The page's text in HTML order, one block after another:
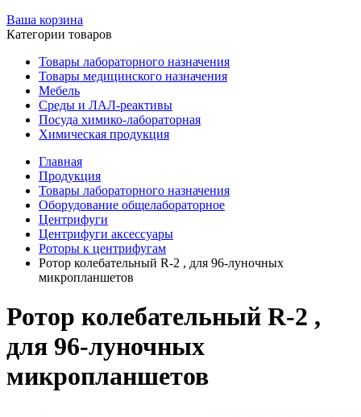
Ваша корзина
Категории товаров
Товары лабораторного назначения
Товары медицинского назначения
Мебель
Среды и ЛАЛ-реактивы
Посуда химико-лабораторная
Химическая продукция
Главная
Продукция
Товары лабораторного назначения
Оборудование общелабораторное
Центрифуги
Центрифуги аксессуары
Роторы к центрифугам
Ротор колебательный R-2 , для 96-луночных
микропланшетов
Ротор колебательный R-2 ,
для 96-луночных
микропланшетов